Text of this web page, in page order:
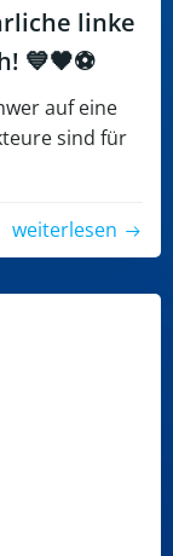
linke
💙🖤⚽
auf eine
sind für
weiterlesen